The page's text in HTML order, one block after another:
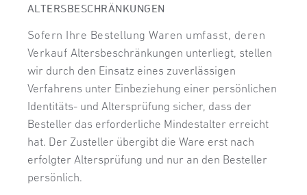
ALTERSBESCHRÄNKUNGEN
Sofern Ihre Bestellung Waren umfasst, deren
Verkauf Altersbeschränkungen unterliegt, stellen
wir durch den Einsatz eines zuverlässigen
Verfahrens unter Einbeziehung einer persönlichen
Identitäts- und Altersprüfung sicher, dass der
Besteller das erforderliche Mindestalter erreicht
hat. Der Zusteller übergibt die Ware erst nach
erfolgter Altersprüfung und nur an den Besteller
persönlich.